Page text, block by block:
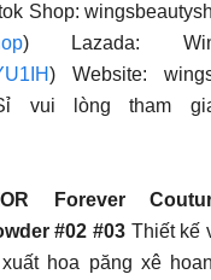
Shop:
) Lazada:
) Website:
Sỉ vui lòng tham
Forever
#02 #03 Thiết kế
hoa păng xê